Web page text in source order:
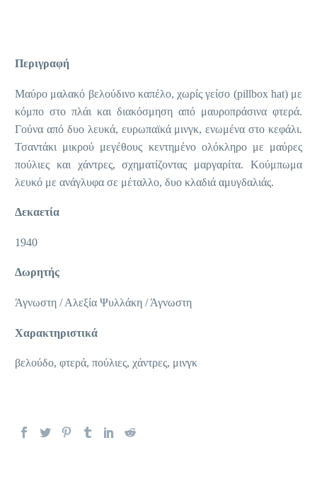
Περιγραφή
Μαύρο μαλακό βελούδινο καπέλο, χωρίς γείσο (pillbox hat) με
κόμπο στο πλάι και διακόσμηση από μαυροπράσινα φτερά.
Γούνα από δυο λευκά, ευρωπαϊκά μινγκ, ενωμένα στο κεφάλι.
Τσαντάκι μικρού μεγέθους κεντημένο ολόκληρο με μαύρες
πούλιες και χάντρες, σχηματίζοντας μαργαρίτα. Κούμπωμα
λευκό με ανάγλυφα σε μέταλλο, δυο κλαδιά αμυγδαλιάς.
Δεκαετία
1940
Δωρητής
Άγνωστη / Αλεξία Ψυλλάκη / Άγνωστη
Χαρακτηριστικά
βελούδο, φτερά, πούλιες, χάντρες, μινγκ